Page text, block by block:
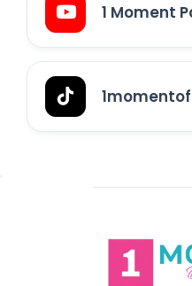
1 Moment